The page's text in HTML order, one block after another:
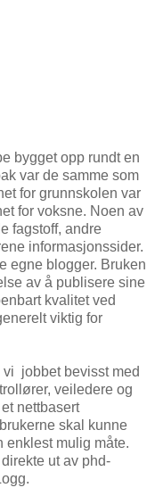
bygget opp rundt en
var de samme som
for grunnskolen var
for voksne. Noen av
fagstoff, andre
informasjonssider.
egne blogger. Bruken
av å publisere sine
kvalitet ved
viktig for
jobbet bevisst med
veiledere og
nettbasert
skal kunne
enklest mulig måte.
ut av phd-